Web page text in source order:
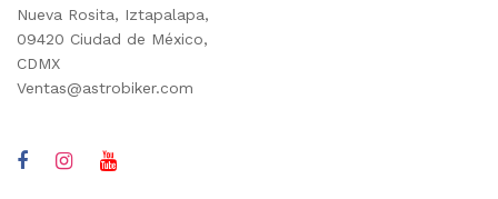
Nueva Rosita, Iztapalapa,
09420 Ciudad de México,
CDMX
Ventas@astrobiker.com